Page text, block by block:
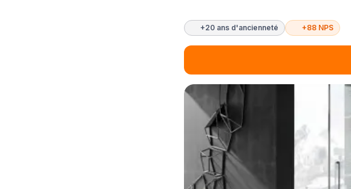
+20 ans d'ancienneté +88 NPS